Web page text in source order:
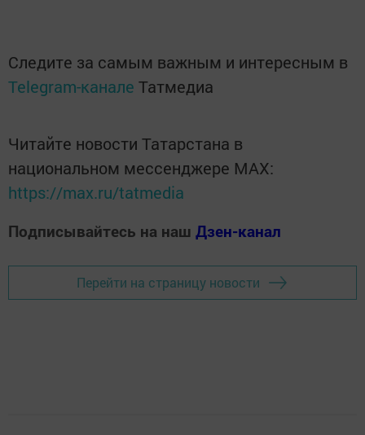
Следите за самым важным и интересным в
Telegram-канале Татмедиа
Читайте новости Татарстана в
национальном мессенджере MАХ:
https://max.ru/tatmedia
Подписывайтесь на наш Дзен-канал
Перейти на страницу новости